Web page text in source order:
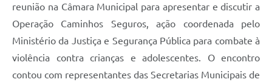
reunião na Câmara Municipal para apresentar e discutir a
Operação Caminhos Seguros, ação coordenada pelo
Ministério da Justiça e Segurança Pública para combate à
violência contra crianças e adolescentes. O encontro
contou com representantes das Secretarias Municipais de